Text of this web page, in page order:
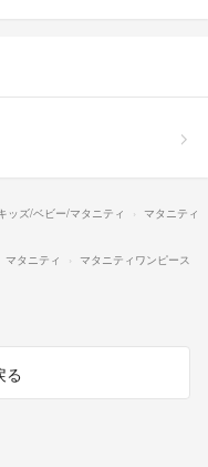
ッズ/ベビー/マタニティ
マタニティ
マタニティ
マタニティワンピース
る